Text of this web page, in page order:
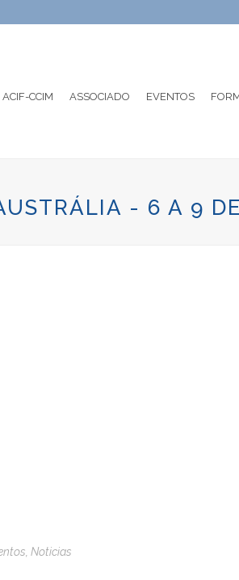
ACIF-CCIM ASSOCIADO EVENTOS
‎‎- 6 A 9
Noticias